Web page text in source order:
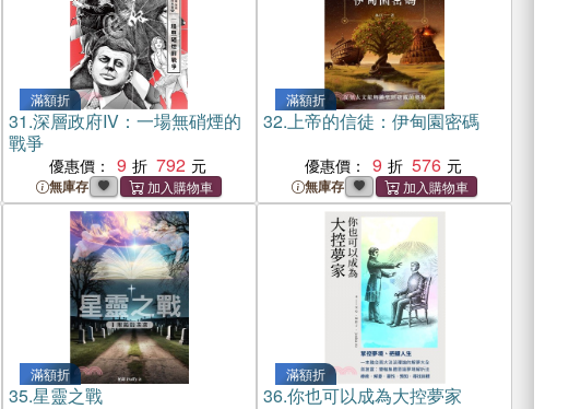
滿額折
31.深層政府IV：一場無硝煙的
戰爭
優惠價： 9 792
無庫存
滿額折
32.上帝的信徒：伊甸園密碼
優惠價： 9 576
無庫存
滿額折
35.星靈之戰
滿額折
36.你也可以成為大控夢家